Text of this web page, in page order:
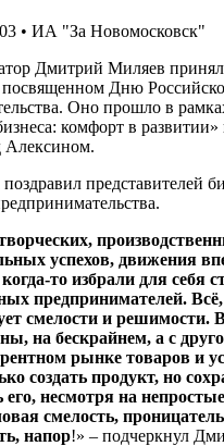
• ИА "За Новомосковск"
Дмитрий Миляев принял
Дню
Оно прошло в
комфорт в развитии»
Алексином.
поздравил представителей
успехов, движения
то избрали для себя
предпринимателей.
смелости и решимости.
на бескрайнем, а с
рынке товаров и
создать продукт, но
несмотря на
смелость,
напор!» – подчеркнул